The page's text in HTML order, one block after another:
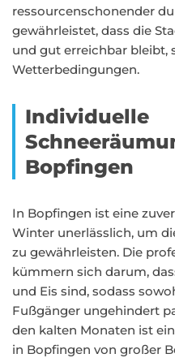
ressourcenschonender
gewährleistet, dass die
und gut erreichbar bleibt,
Wetterbedingungen.
Individuelle
Bopfingen
In Bopfingen ist eine
Winter unerlässlich, um
zu gewährleisten. Die
kümmern sich darum,
und Eis sind, sodass
Fußgänger ungehindert
den kalten Monaten ist
in Bopfingen von großer